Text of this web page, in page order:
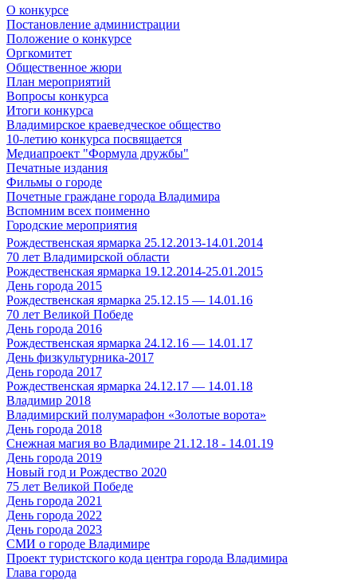
О конкурсе
Постановление администрации
Положение о конкурсе
Оргкомитет
Общественное жюри
План мероприятий
Вопросы конкурса
Итоги конкурса
Владимирское краеведческое общество
10-летию конкурса посвящается
Медиапроект "Формула дружбы"
Печатные издания
Фильмы о городе
Почетные граждане города Владимира
Вспомним всех поименно
Городские мероприятия
Рождественская ярмарка 25.12.2013-14.01.2014
70 лет Владимирской области
Рождественская ярмарка 19.12.2014-25.01.2015
День города 2015
Рождественская ярмарка 25.12.15 — 14.01.16
70 лет Великой Победе
День города 2016
Рождественская ярмарка 24.12.16 — 14.01.17
День физкультурника-2017
День города 2017
Рождественская ярмарка 24.12.17 — 14.01.18
Владимир 2018
Владимирский полумарафон «Золотые ворота»
День города 2018
Снежная магия во Владимире 21.12.18 - 14.01.19
День города 2019
Новый год и Рождество 2020
75 лет Великой Победе
День города 2021
День города 2022
День города 2023
СМИ о городе Владимире
Проект туристского кода центра города Владимира
Глава города